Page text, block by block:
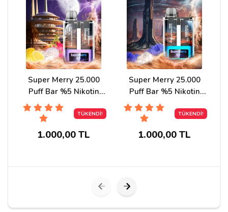
Yorumunuz*
Super Merry 25.000
Puff Bar %5 Nikotin
Black Dragon İce
TÜKENDİ!
1.000,00 TL
Super Merry 25.000
Puff Bar %5 Nikotin
Blue Razz İce
TÜKENDİ!
1.000,00 TL